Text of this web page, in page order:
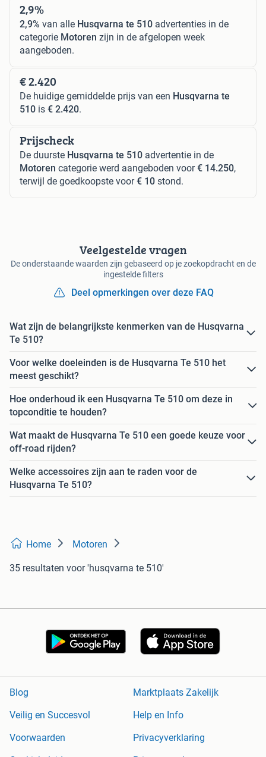
2,9%
2,9% van alle Husqvarna te 510 advertenties in de
categorie Motoren zijn in de afgelopen week
aangeboden.
€ 2.420
De huidige gemiddelde prijs van een Husqvarna te
510 is € 2.420.
Prijscheck
De duurste Husqvarna te 510 advertentie in de
Motoren categorie werd aangeboden voor€ 14.250,
terwijl de goedkoopste voor€ 10 stond.
Veelgestelde vragen
De onderstaande waarden zijn gebaseerd op je zoekopdracht en de
ingestelde filters
Deel opmerkingen over deze FAQ
Wat zijn de belangrijkste kenmerken van de Husqvarna
Te 510?
Voor welke doeleinden is de Husqvarna Te 510 het
meest geschikt?
Hoe onderhoud ik een Husqvarna Te 510 om deze in
topconditie te houden?
Wat maakt de Husqvarna Te 510 een goede keuze voor
off-road rijden?
Welke accessoires zijn aan te raden voor de
Husqvarna Te 510?
Home Motoren
35 resultaten voor 'husqvarna te 510'
Blog
Marktplaats Zakelijk
Veilig en Succesvol
Help en Info
Voorwaarden
Privacyverklaring